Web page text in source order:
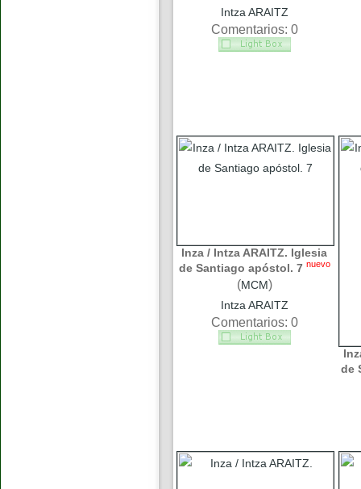
Intza ARAITZ
Comentarios: 0
Inza / Intza ARAITZ. Iglesia
de Santiago apóstol. 7 nuevo
(MCM)
Intza ARAITZ
Comentarios: 0
de